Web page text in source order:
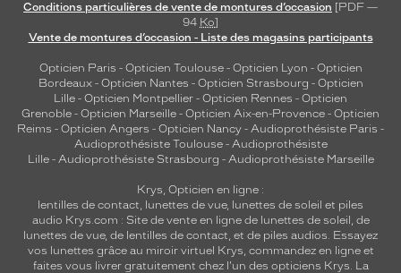
Conditions particulières de vente de montures d’occasion [PDF —
94 Ko]
Vente de montures d’occasion - Liste des magasins participants
Opticien Paris - Opticien Toulouse- Opticien Lyon - Opticien
Bordeaux- Opticien Nantes - Opticien Strasbourg - Opticien
Lille - Opticien Montpellier - Opticien Rennes - Opticien
Grenoble - Opticien Marseille - Opticien Aix-en-Provence - Opticien
Reims - Opticien Angers - Opticien Nancy - Audioprothésiste Paris -
Audioprothésiste Toulouse- Audioprothésiste
Lille- Audioprothésiste Strasbourg - Audioprothésiste Marseille
Krys, Opticien en ligne :
lentilles de contact, lunettes de vue, lunettes de soleil et piles
audio Krys.com : Site de vente en ligne de lunettes de soleil, de
lunettes de vue, de lentilles de contact, et de piles audios. Essayez
vos lunettes grâce au miroir virtuel Krys, commandez en ligne et
faites vous livrer gratuitement chez l'un des opticiens Krys. La